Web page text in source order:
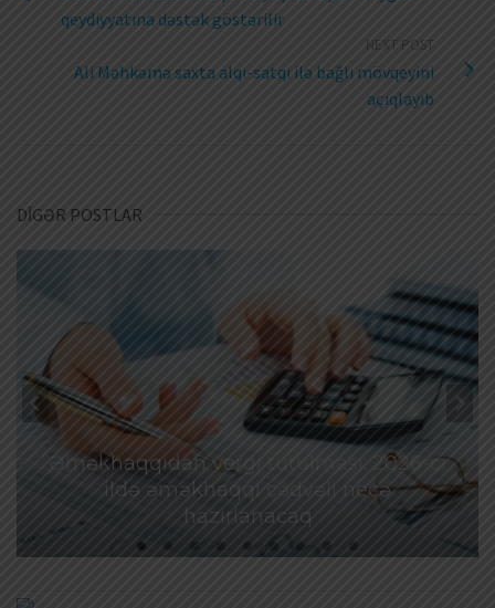
qeydiyyatına dəstək göstərilir
NEXT POST
Ali Məhkəmə saxta alqı-satqı ilə bağlı mövqeyini
açıqlayıb
DİGƏR POSTLAR
Əməkhaqqıdan vergi tutulması: 2026-cı
ildə əməkhaqqı cədvəli necə
hazırlanacaq